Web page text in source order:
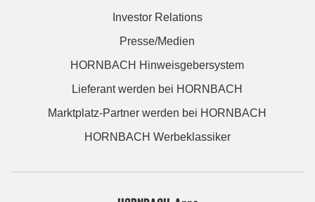
Investor Relations
Presse/Medien
HORNBACH Hinweisgebersystem
Lieferant werden bei HORNBACH
Marktplatz-Partner werden bei HORNBACH
HORNBACH Werbeklassiker